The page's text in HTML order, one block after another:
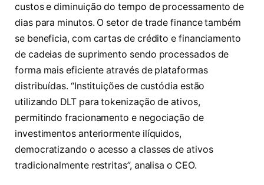
custos e diminuição do tempo de processamento de
dias para minutos. O setor de trade finance também
se beneficia, com cartas de crédito e financiamento
de cadeias de suprimento sendo processados de
forma mais eficiente através de plataformas
distribuídas. “Instituições de custódia estão
utilizando DLT para tokenização de ativos,
permitindo fracionamento e negociação de
investimentos anteriormente ilíquidos,
democratizando o acesso a classes de ativos
tradicionalmente restritas”, analisa o CEO.